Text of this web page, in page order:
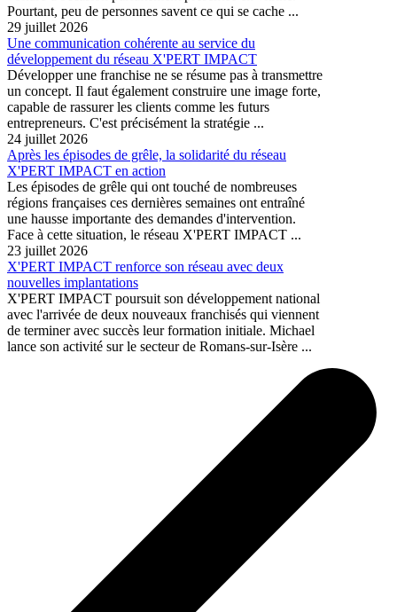
Pourtant, peu de personnes savent ce qui se cache ...
29 juillet 2026
Une communication cohérente au service du
développement du réseau X'PERT IMPACT
Développer une franchise ne se résume pas à transmettre
un concept. Il faut également construire une image forte,
capable de rassurer les clients comme les futurs
entrepreneurs. C'est précisément la stratégie ...
24 juillet 2026
Après les épisodes de grêle, la solidarité du réseau
X'PERT IMPACT en action
Les épisodes de grêle qui ont touché de nombreuses
régions françaises ces dernières semaines ont entraîné
une hausse importante des demandes d'intervention.
Face à cette situation, le réseau X'PERT IMPACT ...
23 juillet 2026
X'PERT IMPACT renforce son réseau avec deux
nouvelles implantations
X'PERT IMPACT poursuit son développement national
avec l'arrivée de deux nouveaux franchisés qui viennent
de terminer avec succès leur formation initiale. Michael
lance son activité sur le secteur de Romans-sur-Isère ...